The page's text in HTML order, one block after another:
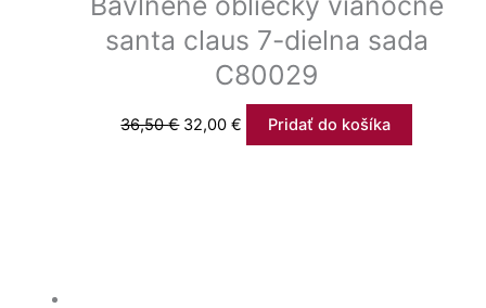
santa claus 7-dielna sada
C80029
36,50€ 32,00€ Pridať do košíka